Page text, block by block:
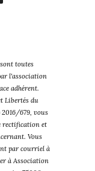
toutes
l'association
adhérent.
Libertés du
679, vous
rectification et
Vous
par courriel à
à Association